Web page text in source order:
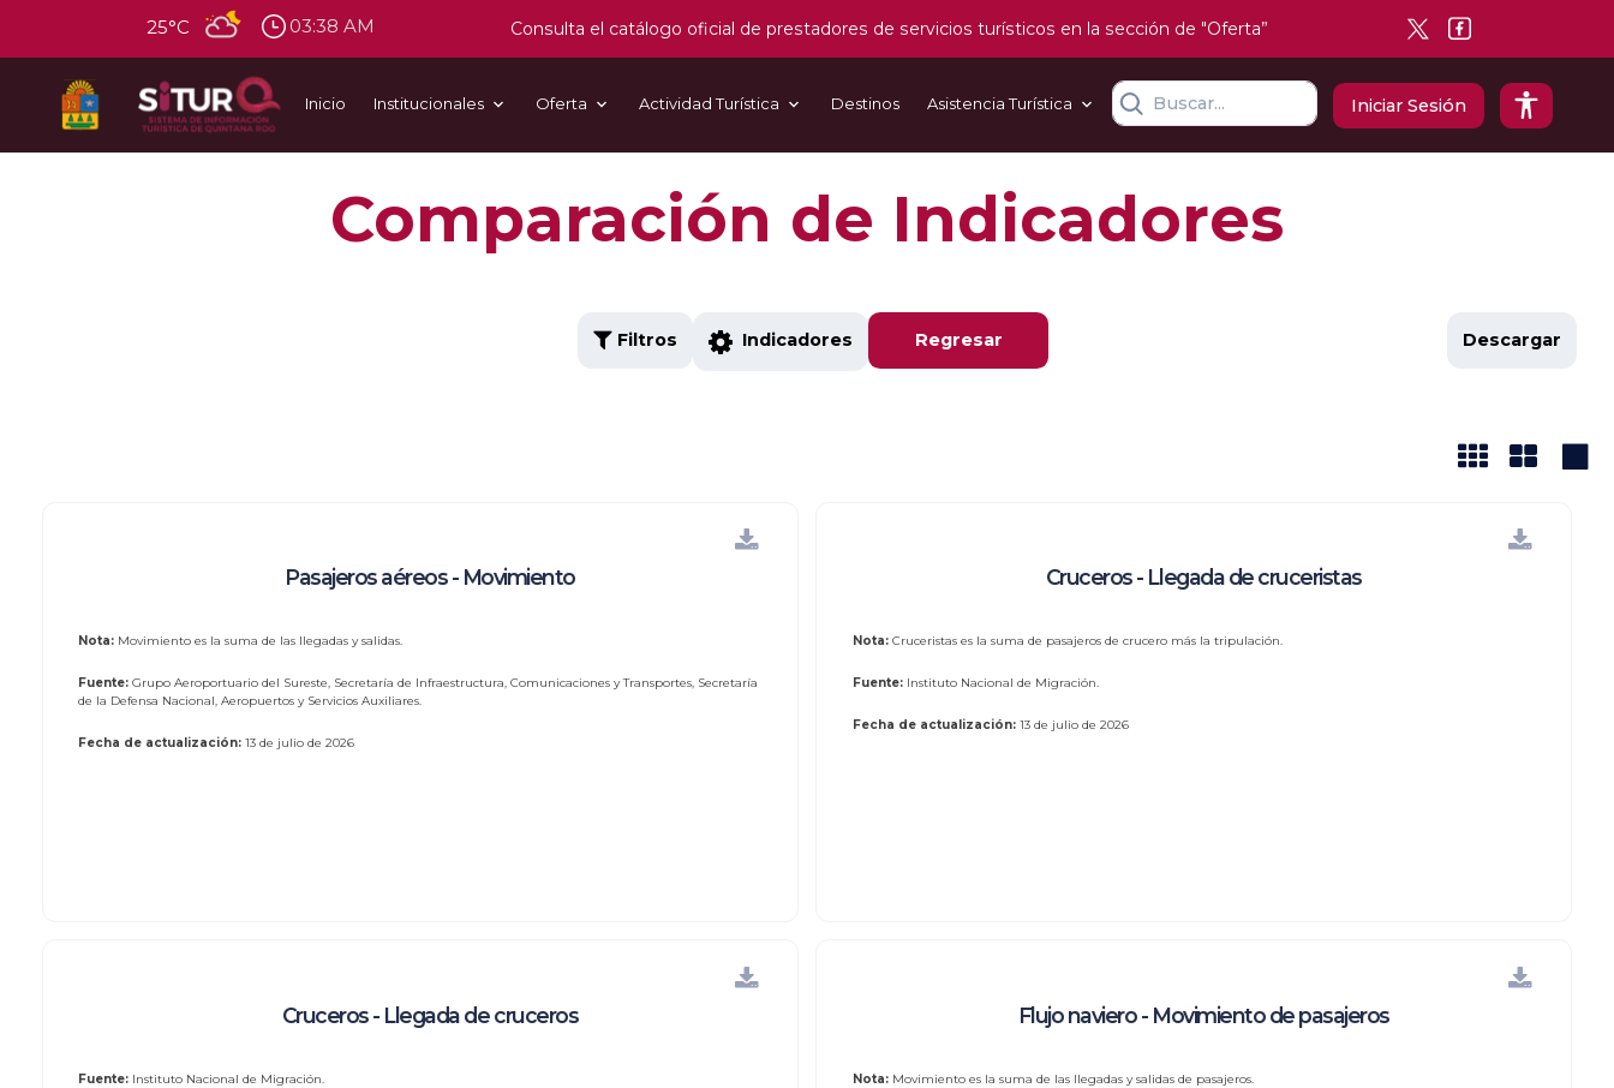
25°C 03:38 AM Consulta el catálogo oficial de prestadores de servicios turísticos en la sección de "Oferta”
Inicio Institucionales Oferta Actividad Turística Destinos Asistencia Turística Iniciar Sesión
Comparación de Indicadores
Filtros Indicadores Regresar Descargar
Pasajeros aéreos - Movimiento
Nota: Movimiento es la suma de las llegadas y salidas.
Fuente:Grupo Aeroportuario del Sureste, Secretaría de Infraestructura, Comunicaciones y Transportes, Secretaría
de la Defensa Nacional, Aeropuertos y Servicios Auxiliares.
Fecha de actualización:13 de julio de 2026
Cruceros - Llegada de cruceristas
Nota: Cruceristas es la suma de pasajeros de crucero más la tripulación.
Fuente: Instituto Nacional de Migración.
Fecha de actualización: 13 de julio de 2026
Cruceros - Llegada de cruceros
Fuente: Instituto Nacional de Migración.
Flujo naviero - Movimiento de pasajeros
Nota: Movimiento es la suma de las llegadas y salidas de pasajeros.